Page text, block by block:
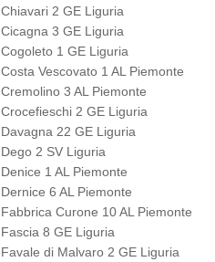
Chiavari 2 GE Liguria
Cicagna 3 GE Liguria
Cogoleto 1 GE Liguria
Costa Vescovato 1 AL Piemonte
Cremolino 3 AL Piemonte
Crocefieschi 2 GE Liguria
Davagna 22 GE Liguria
Dego 2 SV Liguria
Denice 1 AL Piemonte
Dernice 6 AL Piemonte
Fabbrica Curone 10 AL Piemonte
Fascia 8 GE Liguria
Favale di Malvaro 2 GE Liguria